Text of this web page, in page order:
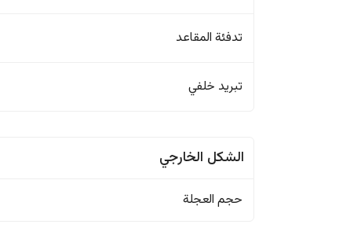
تدفئة المقاعد
تبريد خلفي
الشكل الخارجي
حجم العجلة